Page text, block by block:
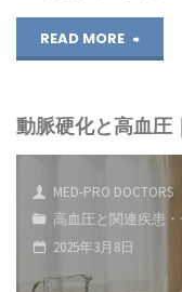
の
関
係
READ MORE
"心
梗
と
動脈硬化と高血圧
MED-PRO DOCTORS
高血圧と関連疾患
2025年3月8日